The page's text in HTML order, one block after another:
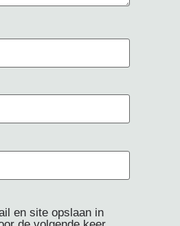
en site opslaan in